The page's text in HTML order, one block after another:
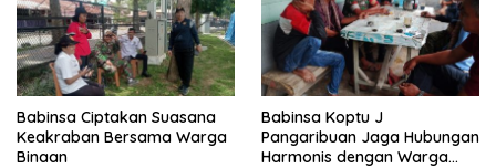
Babinsa Ciptakan Suasana
Keakraban Bersama Warga
Binaan
Babinsa Koptu J
Pangaribuan Jaga Hubungan
Harmonis dengan Warga